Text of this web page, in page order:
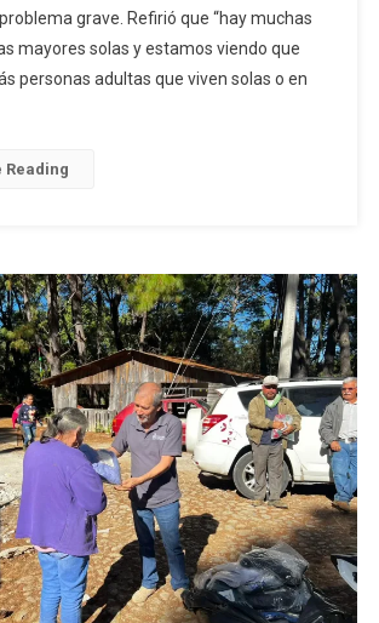
Con
Más
Adultos
grave. Refirió que “hay muchas
mayores solas y estamos viendo que
personas adultas que viven solas o en
Reading